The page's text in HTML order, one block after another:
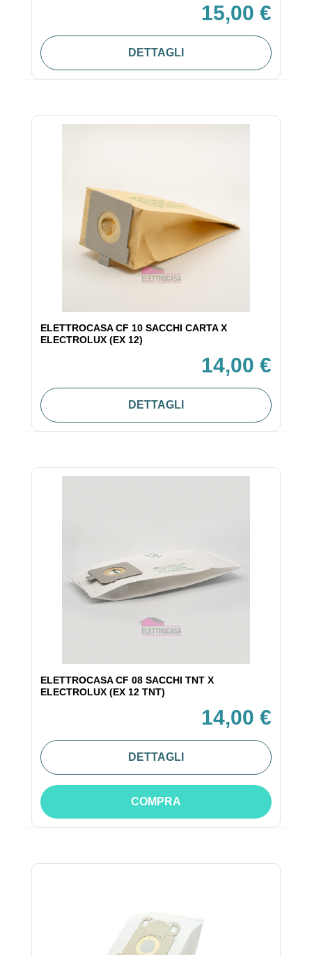
15,00 €
DETTAGLI
ELETTROCASA CF 10 SACCHI CARTA X
ELECTROLUX (EX 12)
14,00 €
DETTAGLI
ELETTROCASA CF 08 SACCHI TNT X
ELECTROLUX (EX 12 TNT)
14,00 €
DETTAGLI
COMPRA